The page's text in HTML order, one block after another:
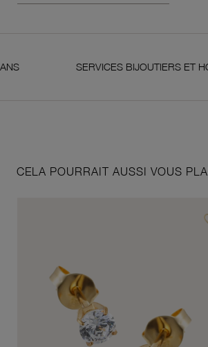
SERVICES BIJOUTIERS ET
CELA POURRAIT AUSSI VOUS